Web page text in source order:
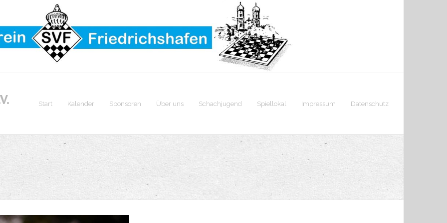
Start Kalender Sponsoren Über uns Schachjugend Spiellokal Impressum Datenschutz